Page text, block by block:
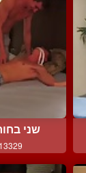
שני
13329 צפיות